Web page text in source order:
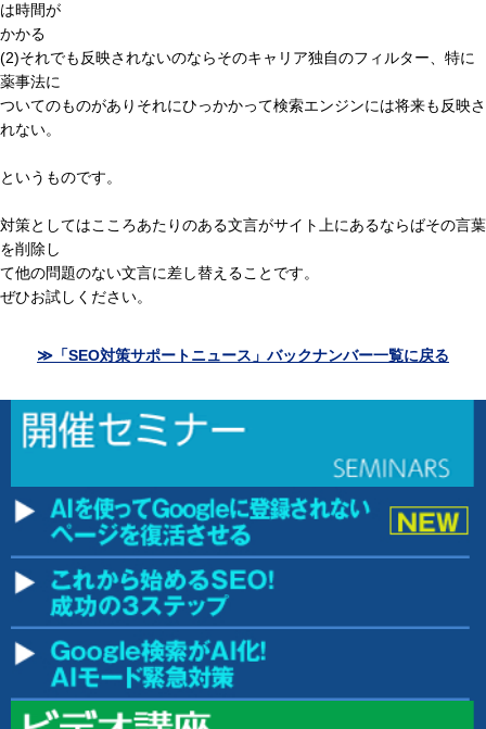
は時間が
かかる
(2)それでも反映されないのならそのキャリア独自のフィルター、特に
薬事法に
ついてのものがありそれにひっかかって検索エンジンには将来も反映さ
れない。
というものです。
対策としてはこころあたりのある文言がサイト上にあるならばその言葉
を削除し
て他の問題のない文言に差し替えることです。
ぜひお試しください。
≫「SEO対策サポートニュース」バックナンバー一覧に戻る